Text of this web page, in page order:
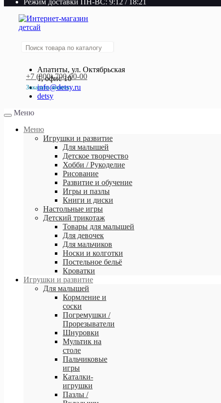
Режим доставки ПН-ВС: 9:12 / 18:21
+7 (800) 700-00-00
Заказать звонок
+7 (800) 700-00-00
с 9:00 до 21:00
Апатиты, ул. Октябрьская
1, офис 10
info@detsy.ru
detsy
Меню
Меню
Игрушки и развитие
Для малышей
Детское творчество
Хобби / Рукоделие
Рисование
Развитие и обучение
Игры и пазлы
Книги и диски
Настольные игры
Детский трикотаж
Товары для малышей
Для девочек
Для мальчиков
Носки и колготки
Постельное бельё
Кроватки
Игрушки и развитие
Для малышей
Кормление и
соски
Погремушки /
Прорезыватели
Шнуровки
Мультик на
столе
Пальчиковые
игры
Каталки-
игрушки
Пазлы /